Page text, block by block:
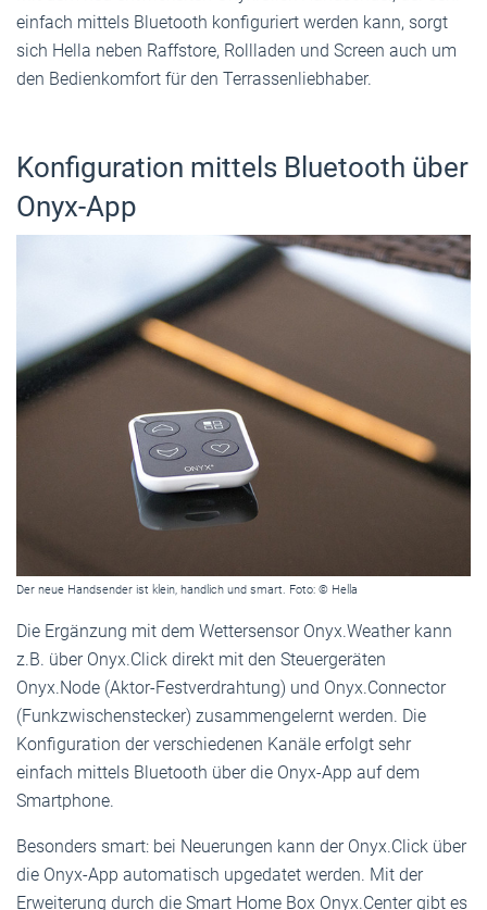
einfach mittels Bluetooth konfiguriert werden kann, sorgt
sich Hella neben Raffstore, Rollladen und Screen auch um
den Bedienkomfort für den Terrassenliebhaber.
Konfiguration mittels Bluetooth über
Onyx-App
Der neue Handsender ist klein, handlich und smart. Foto: © Hella
Die Ergänzung mit dem Wettersensor Onyx.Weather kann
z.B. über Onyx.Click direkt mit den Steuergeräten
Onyx.Node (Aktor-Festverdrahtung) und Onyx.Connector
(Funkzwischenstecker) zusammengelernt werden. Die
Konfiguration der verschiedenen Kanäle erfolgt sehr
einfach mittels Bluetooth über die Onyx-App auf dem
Smartphone.
Besonders smart: bei Neuerungen kann der Onyx.Click über
die Onyx-App automatisch upgedatet werden. Mit der
Erweiterung durch die Smart Home Box Onyx.Center gibt es